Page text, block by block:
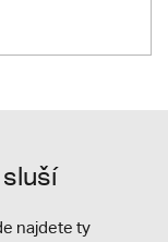
sluší
najdete ty